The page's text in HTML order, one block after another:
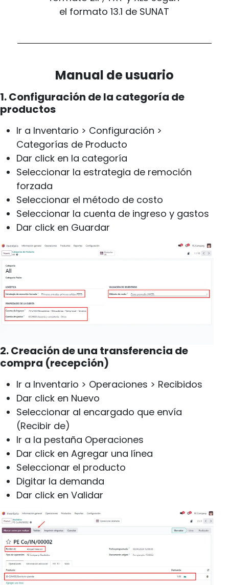
el formato 13.1 de SUNAT
Manual de usuario
1. Configuración de la categoría de
productos
Ir a Inventario > Configuración >
Categorías de Producto
Dar click en la categoría
Seleccionar la estrategia de remoción
forzada
Seleccionar el método de costo
Seleccionar la cuenta de ingreso y gastos
Dar click en Guardar
2. Creación de una transferencia de
compra (recepción)
Ir a Inventario > Operaciones > Recibidos
Dar click en Nuevo
Seleccionar al encargado que envía
(Recibir de)
Ir a la pestaña Operaciones
Dar click en Agregar una línea
Seleccionar el producto
Digitar la demanda
Dar click en Validar